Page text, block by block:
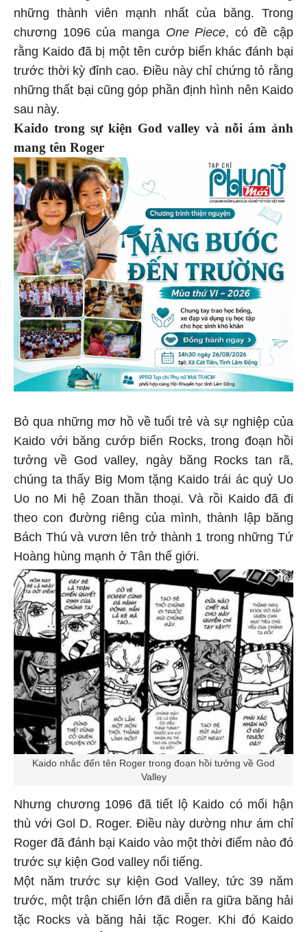
những thành viên mạnh nhất của băng. Trong
chương 1096 của manga One Piece , có đề cập
rằng Kaido đã bị một tên cướp biển khác đánh bại
trước thời kỳ đỉnh cao. Điều này chỉ chứng tỏ rằng
những thất bại cũng góp phần định hình nên Kaido
sau này.
Kaido trong sự kiện God valley và nỗi ám ảnh
mang tên Roger
Bỏ qua những mơ hồ về tuổi trẻ và sự nghiệp của
Kaido với băng cướp biển Rocks, trong đoạn hồi
tưởng về God valley, ngày băng Rocks tan rã,
chúng ta thấy Big Mom tặng Kaido trái ác quỷ Uo
Uo no Mi hệ Zoan thần thoại. Và rồi Kaido đã đi
theo con đường riêng của mình, thành lập băng
Bách Thú và vươn lên trở thành 1 trong những Tứ
Hoàng hùng mạnh ở Tân thế giới.
Kaido nhắc đến tên Roger trong đoạn hồi tưởng về God
Valley
Nhưng chương 1096 đã tiết lộ Kaido có mối hận
thù với Gol D. Roger. Điều này dường như ám chỉ
Roger đã đánh bại Kaido vào một thời điểm nào đó
trước sự kiện God valley nổi tiếng.
Một năm trước sự kiện God Valley, tức 39 năm
trước, một trận chiến lớn đã diễn ra giữa băng hải
tặc Rocks và băng hải tặc Roger. Khi đó Kaido